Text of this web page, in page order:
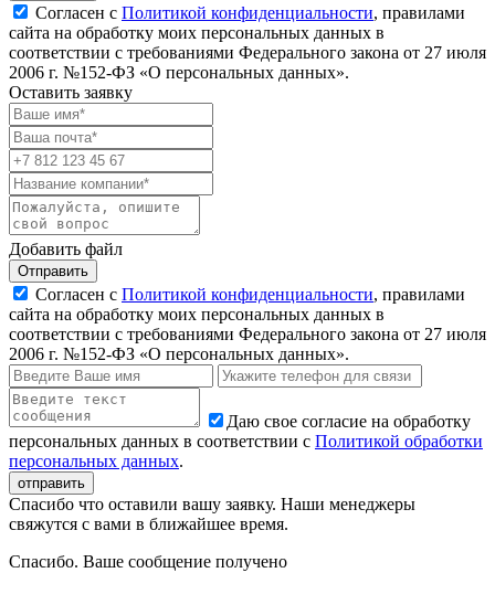
Согласен с Политикой конфиденциальности, правилами
сайта на обработку моих персональных данных в
соответствии с требованиями Федерального закона от 27 июля
2006 г. №152-ФЗ «О персональных данных».
Оставить заявку
Добавить файл
Отправить
Согласен с Политикой конфиденциальности, правилами
сайта на обработку моих персональных данных в
соответствии с требованиями Федерального закона от 27 июля
2006 г. №152-ФЗ «О персональных данных».
Даю свое согласие на обработку
персональных данных в соответствии с Политикой обработки
персональных данных.
Спасибо что оставили вашу заявку. Наши менеджеры
свяжутся с вами в ближайшее время.
Спасибо. Ваше сообщение получено